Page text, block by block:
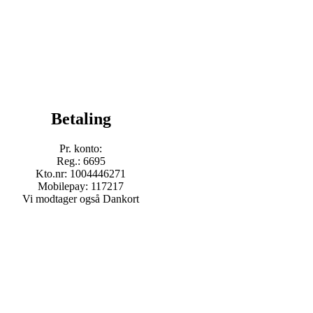
Betaling
Pr. konto:
Reg.: 6695
Kto.nr: 1004446271
Mobilepay: 117217
Vi modtager også Dankort